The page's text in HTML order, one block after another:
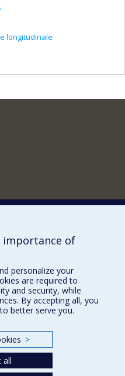
longitudinale
importance of
personalize your
are required to
and security, while
By accepting all, you
better serve you.
>
all